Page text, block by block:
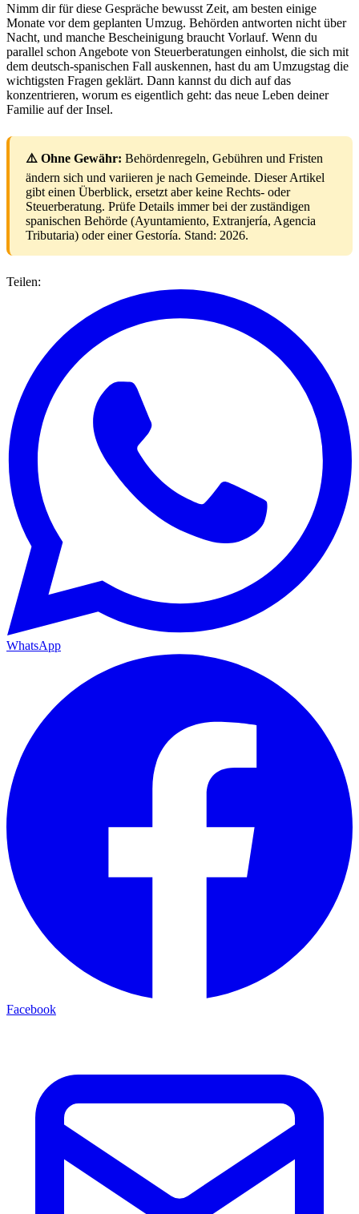
Nimm dir für diese Gespräche bewusst Zeit, am besten einige
Monate vor dem geplanten Umzug. Behörden antworten nicht über
Nacht, und manche Bescheinigung braucht Vorlauf. Wenn du
parallel schon Angebote von Steuerberatungen einholst, die sich mit
dem deutsch-spanischen Fall auskennen, hast du am Umzugstag die
wichtigsten Fragen geklärt. Dann kannst du dich auf das
konzentrieren, worum es eigentlich geht: das neue Leben deiner
Familie auf der Insel.
⚠️ Ohne Gewähr: Behördenregeln, Gebühren und Fristen
ändern sich und variieren je nach Gemeinde. Dieser Artikel
gibt einen Überblick, ersetzt aber keine Rechts- oder
Steuerberatung. Prüfe Details immer bei der zuständigen
spanischen Behörde (Ayuntamiento, Extranjería, Agencia
Tributaria) oder einer Gestoría. Stand: 2026.
Teilen:
WhatsApp
Facebook